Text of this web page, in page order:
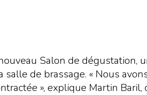
Salon de dégustation,
de brassage. « Nous
», explique Martin Baril,